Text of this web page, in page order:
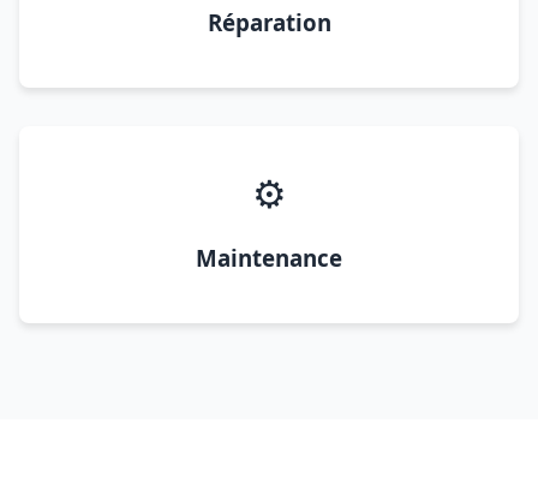
Réparation
⚙️
Maintenance